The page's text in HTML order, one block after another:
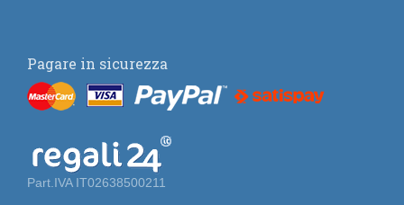
Pagare in sicurezza
Part.IVA IT02638500211